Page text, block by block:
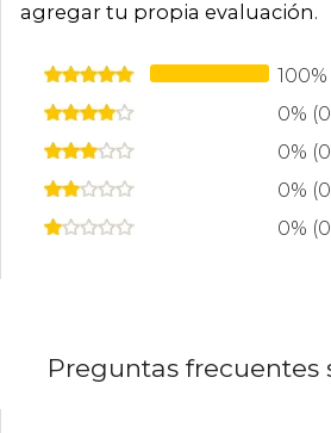
principios del siglo XX,
personajes y el rigor
española.
agregar tu propia evaluación.
100%
0%
0%
0%
0%
Preguntas frecuentes